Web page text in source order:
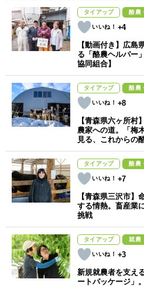
タイアップ 酪農
+4
【動画付き】広島
る「酪農ヘルパー
協同組合】
タイアップ 酪農
+8
【青森県六ヶ所村
農家への道。「梅
見る、これからの
タイアップ 酪農
+7
【青森県三沢市】
する情熱。畜産業
挑戦
タイアップ 就農
+3
新規就農者を支え
ートパッケージ」